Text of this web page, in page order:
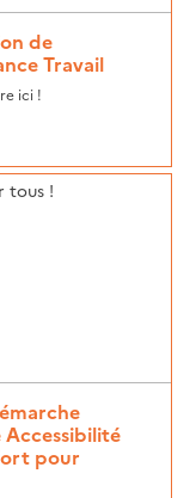
de
Travail
ici !
pour